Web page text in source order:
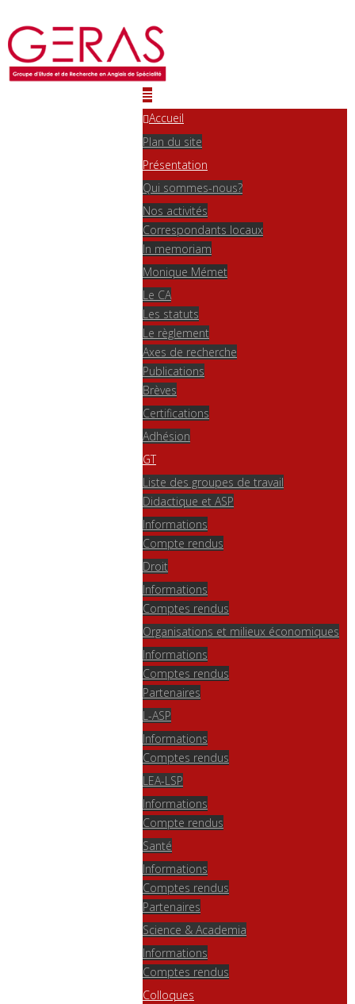
Accueil
Plan du site
Présentation
Qui sommes-nous?
Nos activités
Correspondants locaux
In memoriam
Monique Mémet
Le CA
Les statuts
Le règlement
Axes de recherche
Publications
Brèves
Certifications
Adhésion
GT
Liste des groupes de travail
Didactique et ASP
Informations
Compte rendus
Droit
Informations
Comptes rendus
Organisations et milieux économiques
Informations
Comptes rendus
Partenaires
L-ASP
Informations
Comptes rendus
LEA-LSP
Informations
Compte rendus
Santé
Informations
Comptes rendus
Partenaires
Science & Academia
Informations
Comptes rendus
Colloques